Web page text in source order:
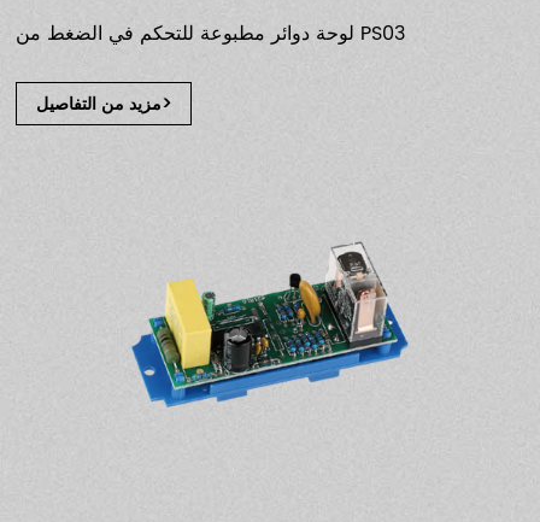
لوحة دوائر مطبوعة للتحكم في الضغط من PS03
مزيد من التفاصيل>